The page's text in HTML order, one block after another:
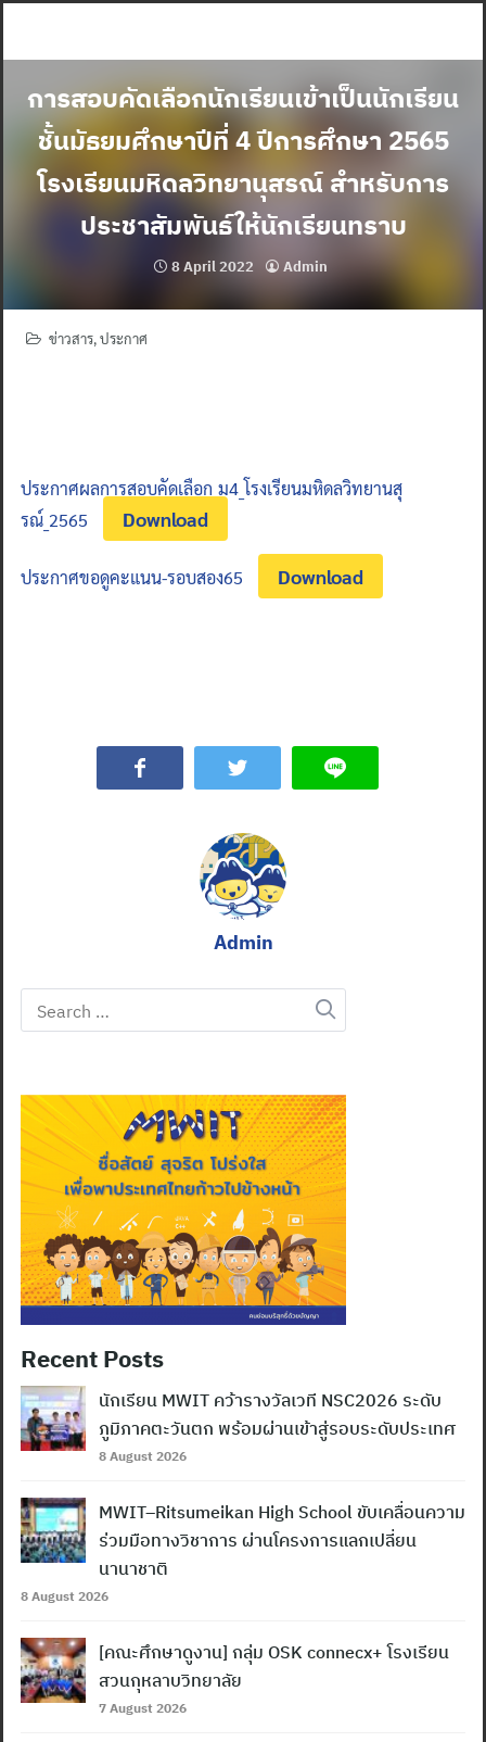
การสอบคัดเลือกนักเรียนเข้าเป็นนักเรียน
ชั้นมัธยมศึกษาปีที่ 4 ปีการศึกษา 2565
โรงเรียนมหิดลวิทยานุสรณ์ สำหรับการ
ประชาสัมพันธ์ให้นักเรียนทราบ
8 April 2022 Admin
ข่าวสาร,ประกาศ
ประกาศผลการสอบคัดเลือก_ม4_โรงเรียนมหิดลวิทยานสุ
รณ์_2565
Download
ประกาศขอดูคะแนน-รอบสอง65 Download
Admin
Search
for:
Recent Posts
นักเรียน MWIT คว้ารางวัลเวที NSC2026 ระดับ
ภูมิภาคตะวันตก พร้อมผ่านเข้าสู่รอบระดับประเทศ
8 August 2026
MWIT–Ritsumeikan High School ขับเคลื่อนความ
ร่วมมือทางวิชาการ ผ่านโครงการแลกเปลี่ยน
นานาชาติ
8 August 2026
[คณะศึกษาดูงาน] กลุ่ม OSK connecx+ โรงเรียน
สวนกุหลาบวิทยาลัย
7 August 2026